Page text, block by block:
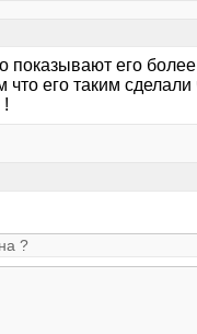
показывают его
что его таким
!